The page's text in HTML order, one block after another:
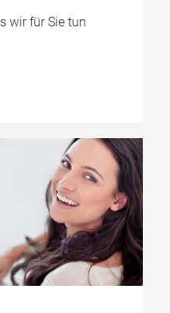
wir für Sie tun